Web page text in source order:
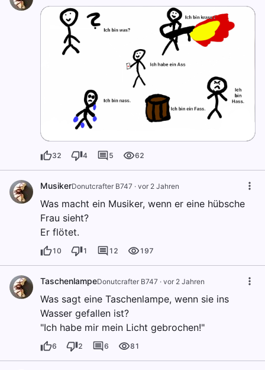
32 4 5 62
MusikerDonutcrafter B747 · vor 2 Jahren
Was macht ein Musiker, wenn er eine hübsche
Frau sieht?
Er flötet.
10 1 12 197
TaschenlampeDonutcrafter B747 · vor 2 Jahren
Was sagt eine Taschenlampe, wenn sie ins
Wasser gefallen ist?
"Ich habe mir mein Licht gebrochen!"
6 2 6 81